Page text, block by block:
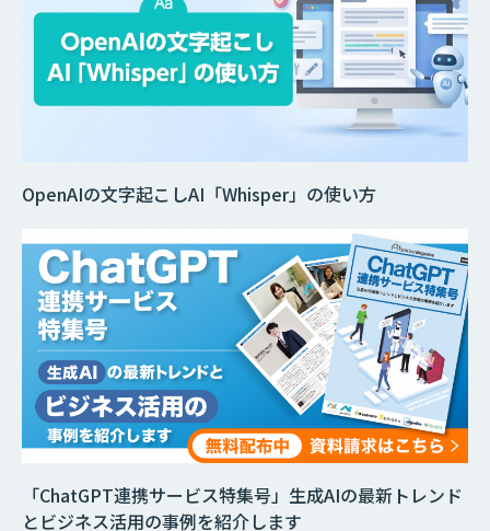
OpenAIの文字起こしAI「Whisper」の使い方
「ChatGPT連携サービス特集号」生成AIの最新トレンド
とビジネス活用の事例を紹介します